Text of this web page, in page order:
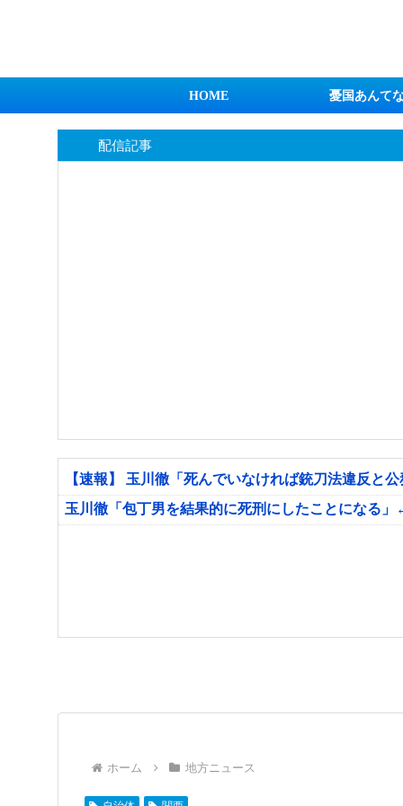
HOME 憂国あんて
配信記事
【速報】 玉川徹「死んでいなければ銃刀法違反と
玉川徹「包丁男を結果的に死刑にしたことになる
ホーム 地方ニュース